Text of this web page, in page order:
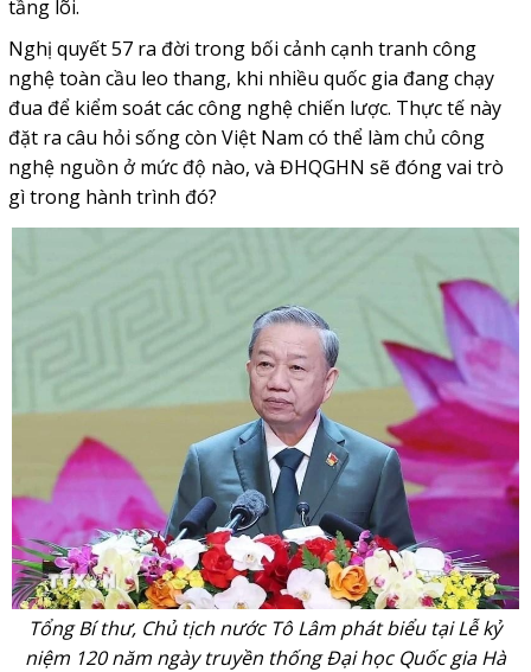
tầng lõi.
Nghị quyết 57ra đời trong bối cảnh cạnh tranh công
nghệ toàn cầu leo thang, khi nhiều quốc gia đang chạy
đua để kiểm soát các công nghệ chiến lược. Thực tế này
đặt ra câu hỏi sống còn Việt Nam có thể làm chủ công
nghệ nguồn ở mức độ nào, và ĐHQGHN sẽ đóng vai trò
gì trong hành trình đó?
Tổng Bí thư, Chủ tịch nước Tô Lâm phát biểu tại Lễ kỷ
niệm 120 năm ngày truyền thống Đại học Quốc gia Hà